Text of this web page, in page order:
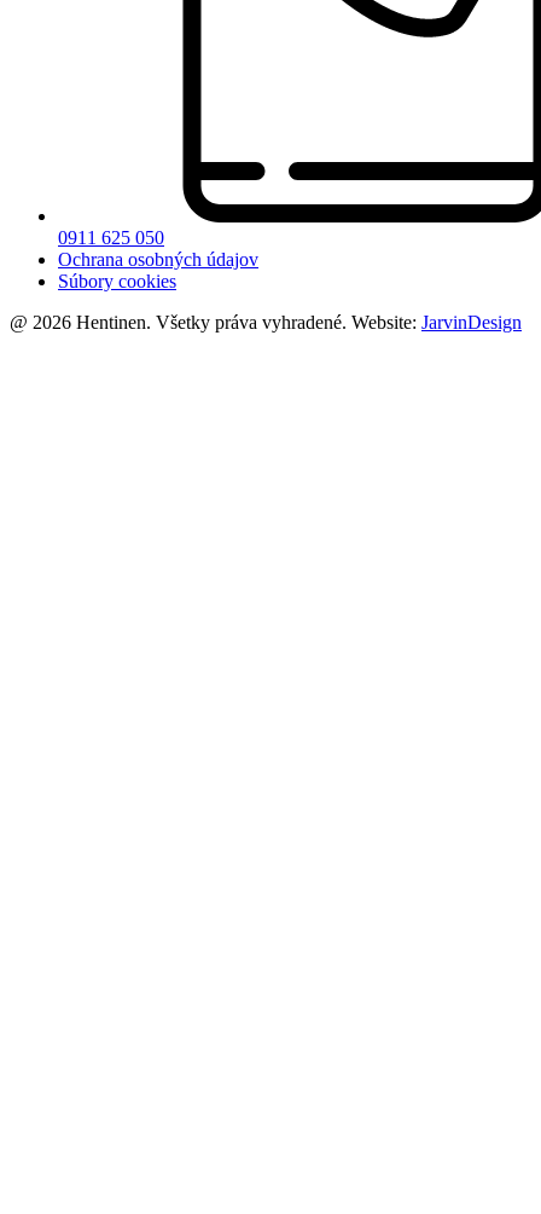
0911 625 050
Ochrana osobných údajov
Súbory cookies
@ 2026 Hentinen. Všetky práva vyhradené. Website: JarvinDesign